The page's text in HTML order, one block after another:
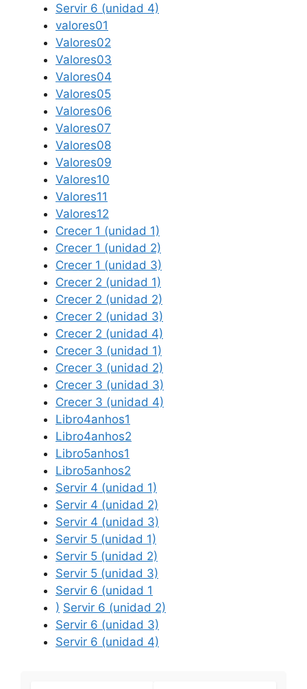
Servir 6 (unidad 4)
valores01
Valores02
Valores03
Valores04
Valores05
Valores06
Valores07
Valores08
Valores09
Valores10
Valores11
Valores12
Crecer 1 (unidad 1)
Crecer 1 (unidad 2)
Crecer 1 (unidad 3)
Crecer 2 (unidad 1)
Crecer 2 (unidad 2)
Crecer 2 (unidad 3)
Crecer 2 (unidad 4)
Crecer 3 (unidad 1)
Crecer 3 (unidad 2)
Crecer 3 (unidad 3)
Crecer 3 (unidad 4)
Libro4anhos1
Libro4anhos2
Libro5anhos1
Libro5anhos2
Servir 4 (unidad 1)
Servir 4 (unidad 2)
Servir 4 (unidad 3)
Servir 5 (unidad 1)
Servir 5 (unidad 2)
Servir 5 (unidad 3)
Servir 6 (unidad 1
) Servir 6 (unidad 2)
Servir 6 (unidad 3)
Servir 6 (unidad 4)